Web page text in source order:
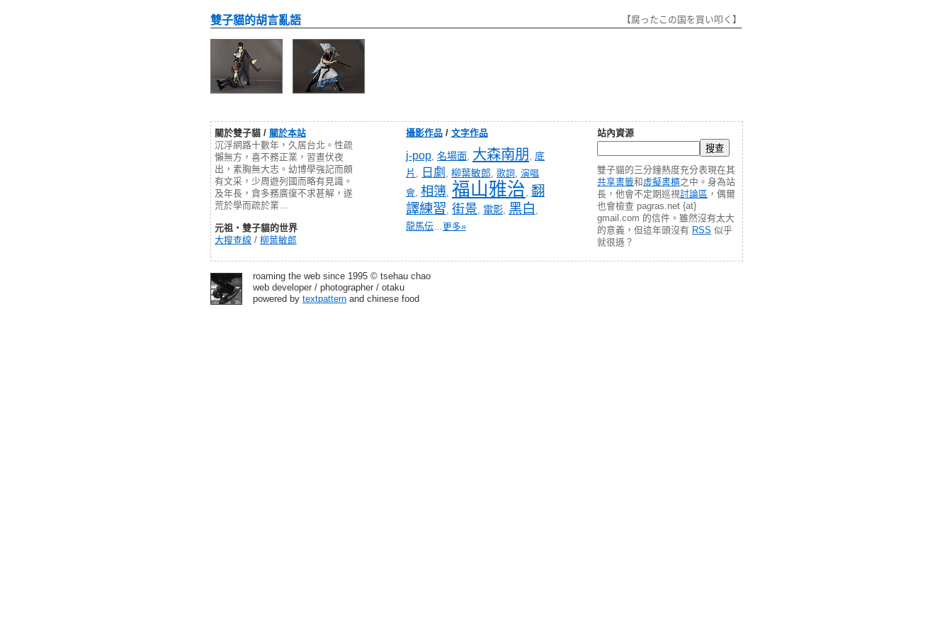
雙子貓的胡言亂語 【腐ったこの国を買い叩く】
關於雙子貓 / 關於本站
沉浮網路十數年，久居台北。性疏
懶無方，喜不務正業，習晝伏夜
出，素胸無大志。幼博學強記而頗
有文采，少周遊列國而略有見識。
及年長，貪多務廣復不求甚解，遂
荒於學而疏於業…
元祖‧雙子貓的世界
大搜查線 / 柳葉敏郎
站內資源
雙子貓的三分鐘熱度充分表現在其
共享書籤和 虛擬書櫃之中。身為站
長，他會不定期巡視討論區 ，偶爾
也會檢查 pagras.net {at}
gmail.com 的信件。雖然沒有太大
的意義，但這年頭沒有 RSS 似乎
就很遜？
攝影作品 / 文字作品
j-pop, 名場面, 大森南朋 , 底
片 , 日劇 , 柳葉敏郎, 歌詞 , 演唱
會, 相簿, 福山雅治 , 翻
譯練習, 街景, 電影, 黑白 ,
龍馬伝…更多»
roaming the web since 1995 © tsehau chao
web developer / photographer / otaku
powered by textpattern and chinese food